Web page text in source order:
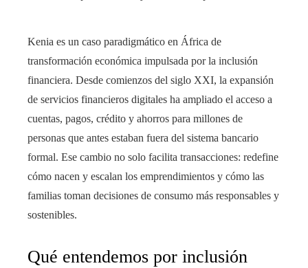
Kenia es un caso paradigmático en África de
transformación económica impulsada por la inclusión
financiera. Desde comienzos del siglo XXI, la expansión
de servicios financieros digitales ha ampliado el acceso a
cuentas, pagos, crédito y ahorros para millones de
personas que antes estaban fuera del sistema bancario
formal. Ese cambio no solo facilita transacciones: redefine
cómo nacen y escalan los emprendimientos y cómo las
familias toman decisiones de consumo más responsables y
sostenibles.
Qué entendemos por inclusión